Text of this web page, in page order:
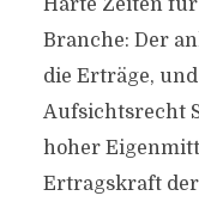
Harte Zeiten
Branche: Der
die Erträge,
Aufsichtsrecht
hoher
Ertragskraft